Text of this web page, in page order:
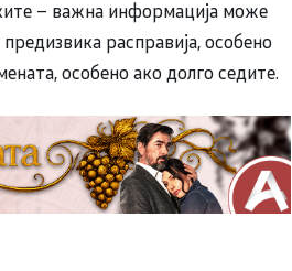
– важна информација може
расправија, особено
особено ако долго седите.